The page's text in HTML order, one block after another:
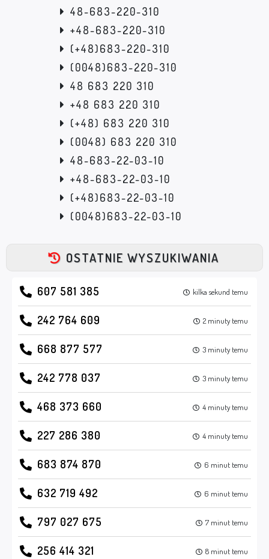
48-683-220-310
+48-683-220-310
(+48)683-220-310
(0048)683-220-310
48 683 220 310
+48 683 220 310
(+48) 683 220 310
(0048) 683 220 310
48-683-22-03-10
+48-683-22-03-10
(+48)683-22-03-10
(0048)683-22-03-10
OSTATNIE WYSZUKIWANIA
607 581 385 kilka sekund temu
242 764 609 2 minuty temu
668 877 577 3 minuty temu
242 778 037 3 minuty temu
468 373 660 4 minuty temu
227 286 380 4 minuty temu
683 874 870 6 minut temu
632 719 492 6 minut temu
797 027 675 7 minut temu
256 414 321 8 minut temu